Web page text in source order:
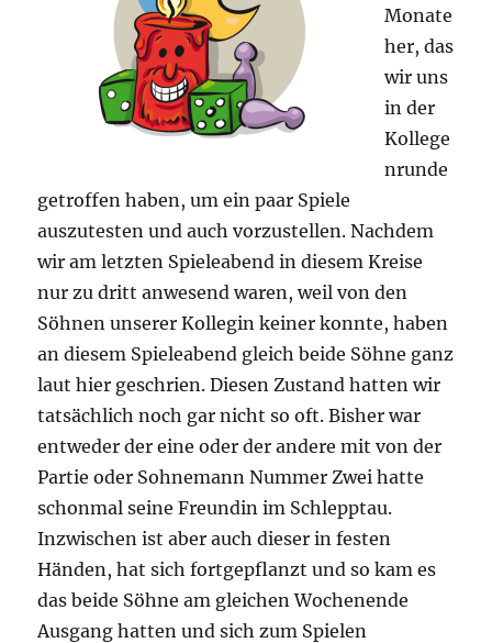
Monate
her, das
wir uns
in der
Kollege
nrunde
getroffen haben, um ein paar Spiele
auszutesten und auch vorzustellen. Nachdem
wir am letzten Spieleabend in diesem Kreise
nur zu dritt anwesend waren, weil von den
Söhnen unserer Kollegin keiner konnte, haben
an diesem Spieleabend gleich beide Söhne ganz
laut hier geschrien. Diesen Zustand hatten wir
tatsächlich noch gar nicht so oft. Bisher war
entweder der eine oder der andere mit von der
Partie oder Sohnemann Nummer Zwei hatte
schonmal seine Freundin im Schlepptau.
Inzwischen ist aber auch dieser in festen
Händen, hat sich fortgepflanzt und so kam es
das beide Söhne am gleichen Wochenende
Ausgang hatten und sich zum Spielen